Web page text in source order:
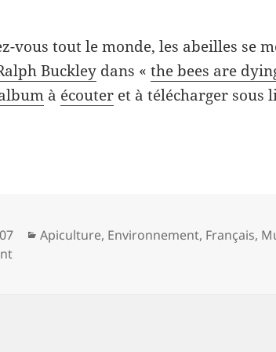
vous tout le monde, les abeilles se
Buckley dans «the bees are
à écouter et à télécharger sous
Categories
Apiculture, Environnement, Français,
on c’mon people wake up-the honeybees are